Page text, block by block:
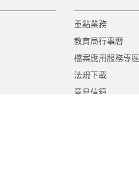
重點業務
教育局行事曆
檔案應用服務專區
法規下載
意見信箱